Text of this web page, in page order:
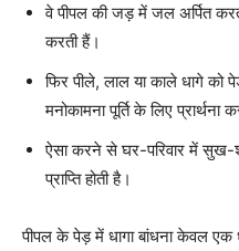
वे पीपल की जड़ में जल अर्पित
करती हैं।
फिर पीले, लाल या काले धागे
मनोकामना पूर्ति के लिए प्रार्थना
ऐसा करने से घर-परिवार में सुख-
प्राप्ति होती है।
पीपल के पेड़ में धागा बांधना केवल एक